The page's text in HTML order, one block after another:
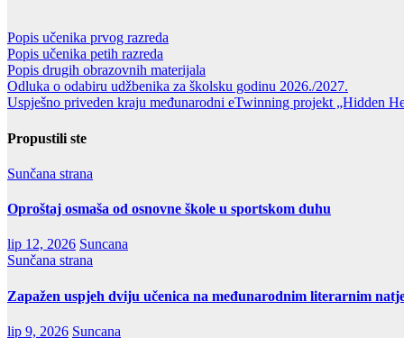
Popis učenika prvog razreda
Popis učenika petih razreda
Popis drugih obrazovnih materijala
Odluka o odabiru udžbenika za školsku godinu 2026./2027.
Uspješno priveden kraju međunarodni eTwinning projekt „Hidden
Propustili ste
Sunčana strana
Oproštaj osmaša od osnovne škole u sportskom duhu
lip 12, 2026 Suncana
Sunčana strana
Zapažen uspjeh dviju učenica na međunarodnim literarnim
lip 9, 2026 Suncana